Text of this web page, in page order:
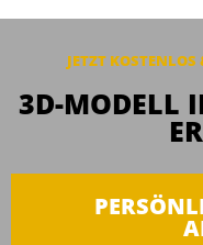
JETZT
3D-MODELL